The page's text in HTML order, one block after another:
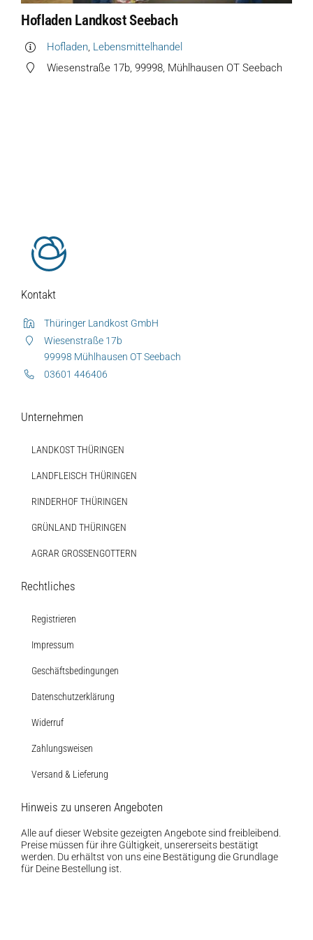
Hofladen Landkost Seebach
Hofladen, Lebensmittelhandel
Wiesenstraße 17b, 99998, Mühlhausen OT Seebach
Kontakt
Thüringer Landkost GmbH
Wiesenstraße 17b
99998 Mühlhausen OT Seebach
03601 446406
Unternehmen
LANDKOST THÜRINGEN
LANDFLEISCH THÜRINGEN
RINDERHOF THÜRINGEN
GRÜNLAND THÜRINGEN
AGRAR GROSSENGOTTERN
Rechtliches
Registrieren
Impressum
Geschäftsbedingungen
Datenschutzerklärung
Widerruf
Zahlungsweisen
Versand & Lieferung
Hinweis zu unseren Angeboten
Alle auf dieser Website gezeigten Angebote sind freibleibend.
Preise müssen für ihre Gültigkeit, unsererseits bestätigt
werden. Du erhältst von uns eine Bestätigung die Grundlage
für Deine Bestellung ist.
Auf dieser Seite
Verkaufswagen-Tour
Über uns
Unsere Marken-Familie